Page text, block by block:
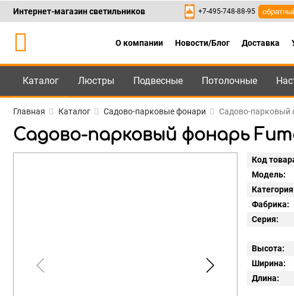
Каталог +7-495-748-88-95 ,8-
Интернет-магазин светильников +7-495-748-88-95
О компании Новости/Блог Доставка
Каталог Люстры Подвесные Потолочные
Главная Каталог Садово-парковые фонари Садово-парковый
Садово-парковый фонарь
Код
Модель:
Фабрика:
Серия:
Высота:
Ширина:
Длина: